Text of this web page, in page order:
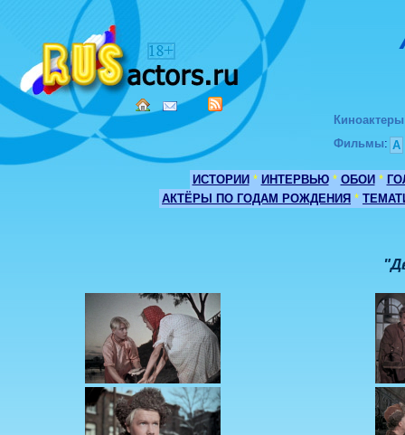
Киноактеры
Фильмы: А
ИСТОРИИ * ИНТЕРВЬЮ * ОБОИ *
АКТЁРЫ ПО ГОДАМ РОЖДЕНИЯ *